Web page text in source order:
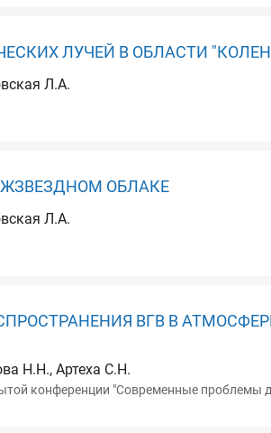
ЛУЧЕЙ В ОБЛАСТИ
Л.А.
ОБЛАКЕ
Л.А.
ВГВ В
Н.Н., Артеха С.Н.
конференции "Современные проблемы